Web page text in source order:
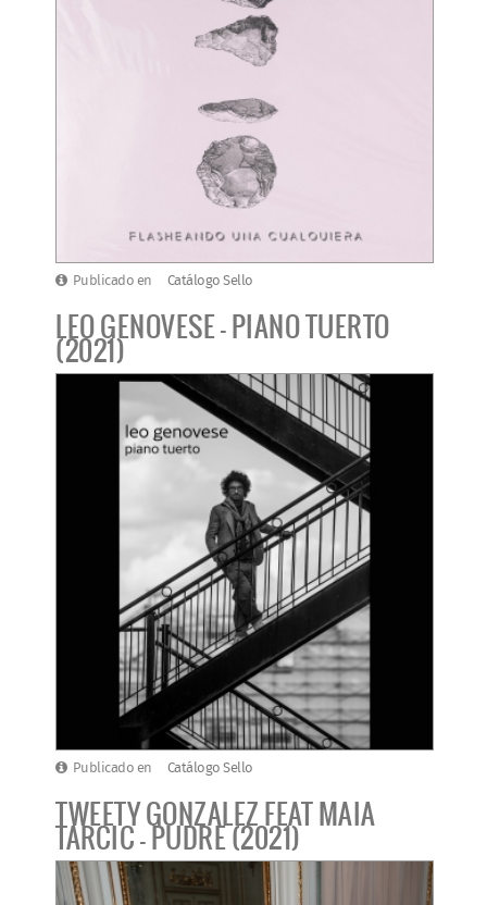
Publicado en Catálogo Sello
LEO GENOVESE - PIANO TUERTO
(2021)
Publicado en Catálogo Sello
TWEETY GONZALEZ FEAT MAIA
TARCIC - PUDRE (2021)